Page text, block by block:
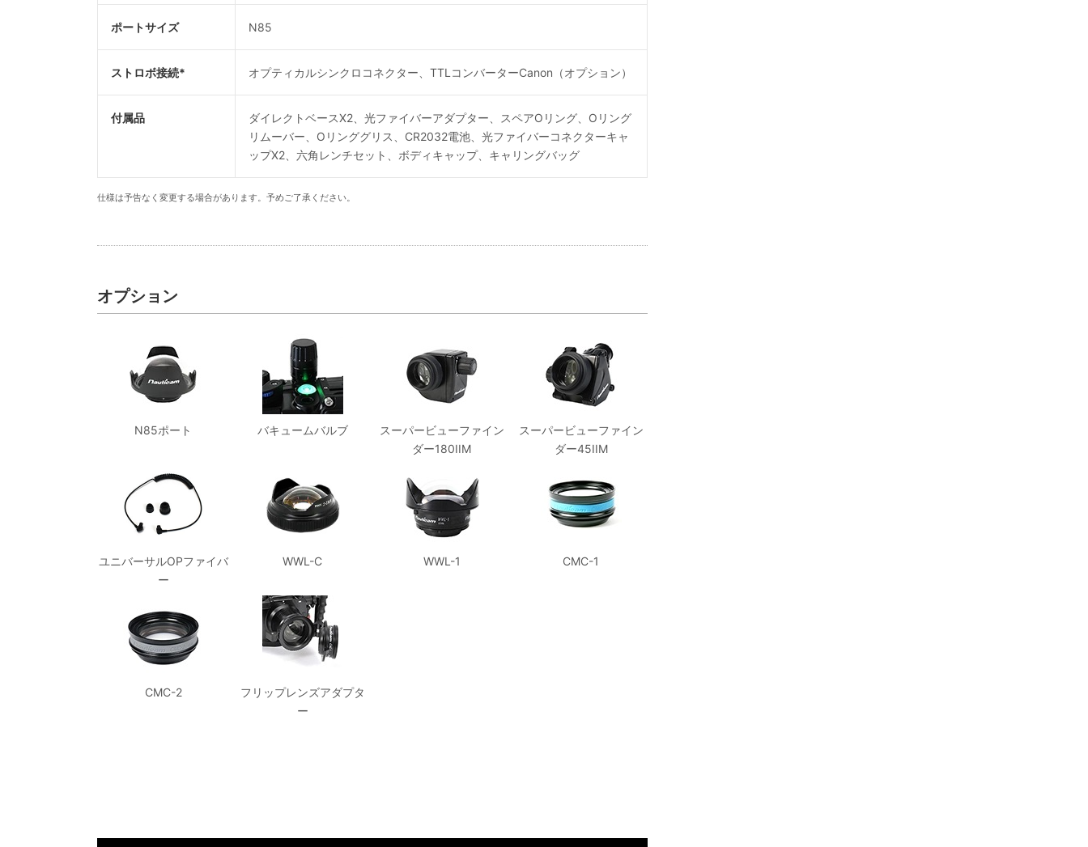
ポートサイズ N85
ストロボ接続* オプティカルシンクロコネクター、TTLコンバーターCanon（オプション）
付属品
ダイレクトベースX2、光ファイバーアダプター、スペアOリング、Oリング
リムーバー、Oリンググリス、CR2032電池、光ファイバーコネクターキャ
ップX2、六角レンチセット、ボディキャップ、キャリングバッグ
仕様は予告なく変更する場合があります。予めご了承ください。
オプション
N85ポート バキュームバルブ
スーパービューファイン
ダー180IIM
スーパービューファイン
ダー45IIM
ユニバーサルOPファイバ
ー
WWL-C WWL-1 CMC-1
CMC-2
フリップレンズアダプタ
ー